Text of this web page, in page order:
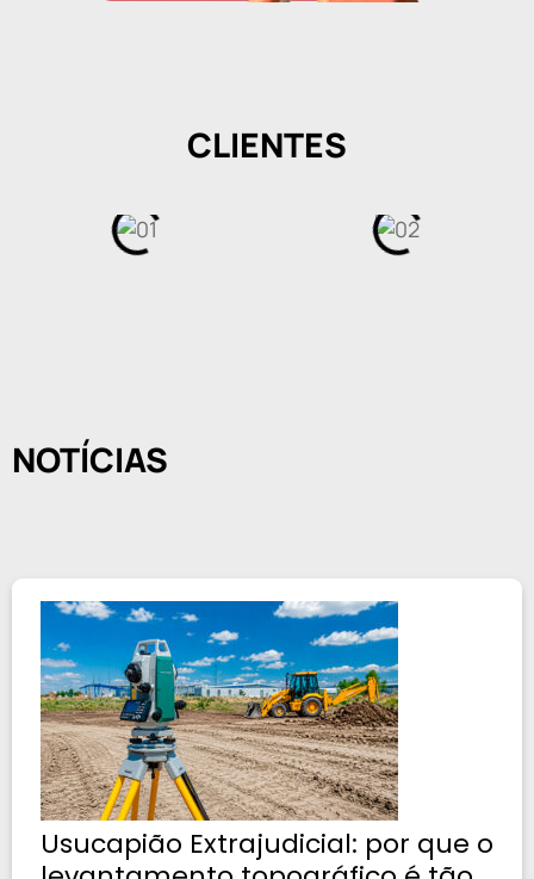
CLIENTES
NOTÍCIAS
Usucapião Extrajudicial: por que o